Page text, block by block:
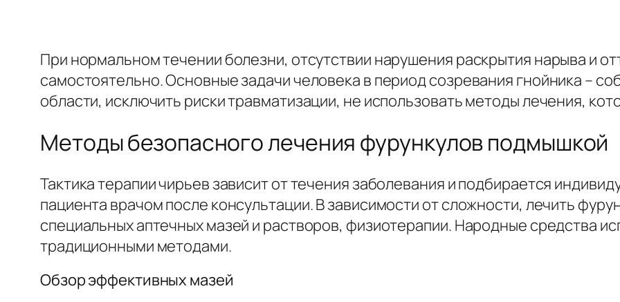
При нормальном течении болезни, отсутствии нарушения раскрытия нарыва и
самостоятельно. Основные задачи человека в период созревания гнойника –
области, исключить риски травматизации, не использовать методы лечения,
Методы безопасного лечения фурункулов подмышкой
Тактика терапии чирьев зависит от течения заболевания и подбирается
пациента врачом после консультации. В зависимости от сложности, лечить
специальных аптечных мазей и растворов, физиотерапии. Народные средства
традиционными методами.
Обзор эффективных мазей